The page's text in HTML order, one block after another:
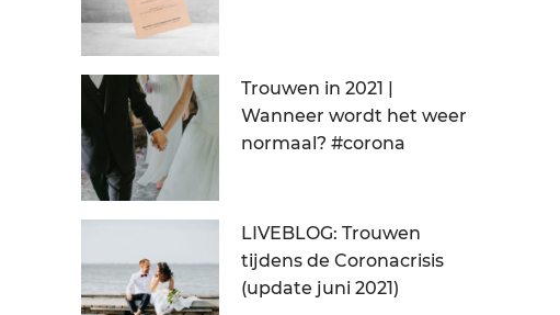
Trouwen in 2021 |
Wanneer wordt het weer
normaal? #corona
LIVEBLOG: Trouwen
tijdens de Coronacrisis
(update juni 2021)